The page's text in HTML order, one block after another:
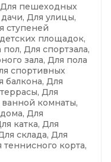
Для пешеходных
Для улицы,
ступеней
площадок,
Для спортзала,
зала, Для пола
спортивных
балкона, Для
Для
комнаты,
Для
катка, Для
склада, Для
корта,